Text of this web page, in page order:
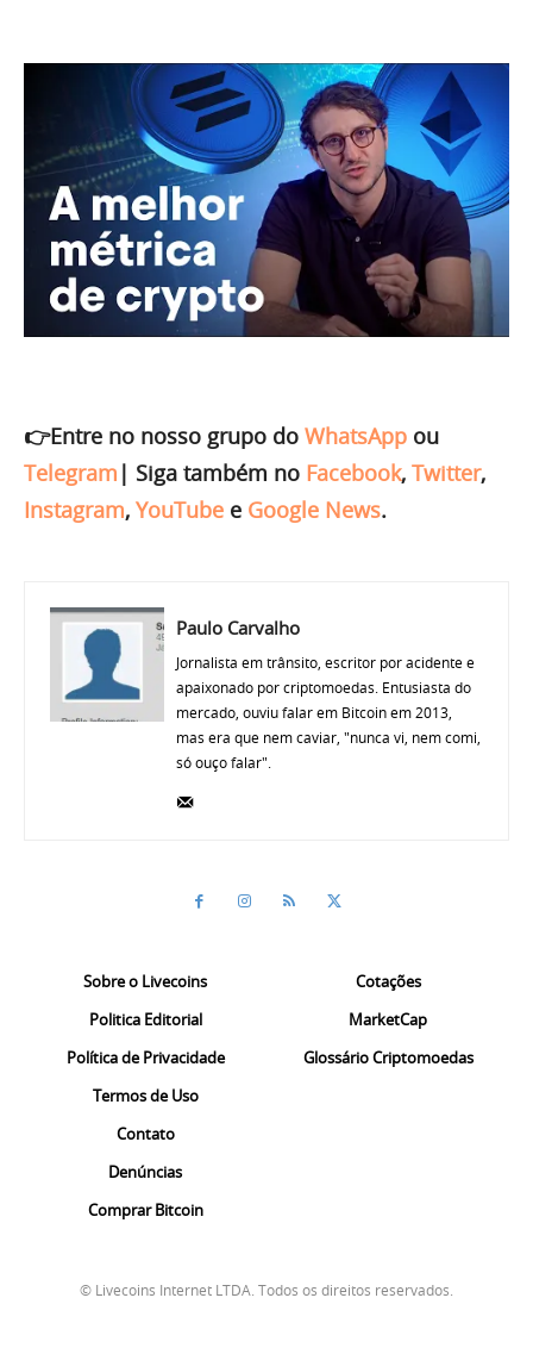
👉Entre no nosso grupo do WhatsApp ou
Telegram | Siga também no Facebook, Twitter,
Instagram, YouTube e Google News.
Paulo Carvalho
Jornalista em trânsito, escritor por acidente e
apaixonado por criptomoedas. Entusiasta do
mercado, ouviu falar em Bitcoin em 2013,
mas era que nem caviar, "nunca vi, nem comi,
só ouço falar".
Sobre o Livecoins
Politica Editorial
Política de Privacidade
Termos de Uso
Contato
Denúncias
Comprar Bitcoin
Cotações
MarketCap
Glossário Criptomoedas
© Livecoins Internet LTDA. Todos os direitos reservados.